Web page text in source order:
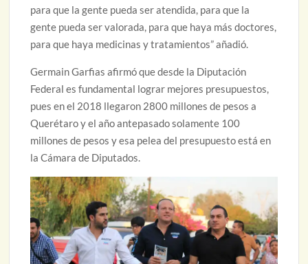
para que la gente pueda ser atendida, para que la
gente pueda ser valorada, para que haya más doctores,
para que haya medicinas y tratamientos” añadió.
Germain Garfias afirmó que desde la Diputación
Federal es fundamental lograr mejores presupuestos,
pues en el 2018 llegaron 2800 millones de pesos a
Querétaro y el año antepasado solamente 100
millones de pesos y esa pelea del presupuesto está en
la Cámara de Diputados.